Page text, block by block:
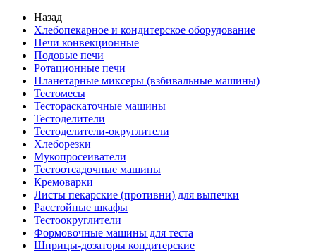
Назад
Хлебопекарное и кондитерское оборудование
Печи конвекционные
Подовые печи
Ротационные печи
Планетарные миксеры (взбивальные машины)
Тестомесы
Тестораскаточные машины
Тестоделители
Тестоделители-округлители
Хлеборезки
Мукопросеиватели
Тестоотсадочные машины
Кремоварки
Листы пекарские (противни) для выпечки
Расстойные шкафы
Тестоокруглители
Формовочные машины для теста
Шприцы-дозаторы кондитерские